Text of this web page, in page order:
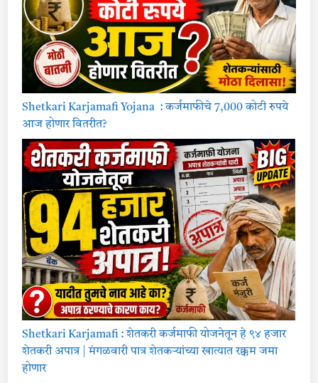
Shetkari Karjamafi Yojana : कर्जमाफीचे 7,000 कोटी रुपये
आज होणार वितरीत?
Shetkari Karjamafi : शेतकरी कर्जमाफी योजनेतून हे ९४ हजार
शेतकरी अपात्र | मंगळवारी पात्र शेतकऱ्यांच्या खात्यात रक्कम जमा
होणार